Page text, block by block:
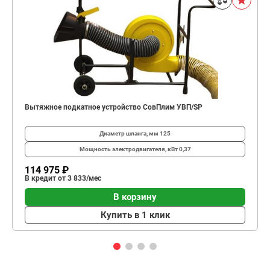
Вытяжное подкатное устройство СовПлим УВП/SP
Диаметр шланга, мм 125
Мощность электродвигателя, кВт0,37
114 975 ₽
В кредит от 3 833/мес
В корзину
Купить в 1 клик